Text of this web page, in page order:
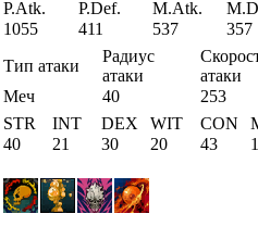
P.Atk.
P.Def. M.Atk.
1055
411 537
357
Тип атаки
Радиус
атаки
атаки
Меч
40
253
STR
INT DEX WIT CON
40
21 30 20 43